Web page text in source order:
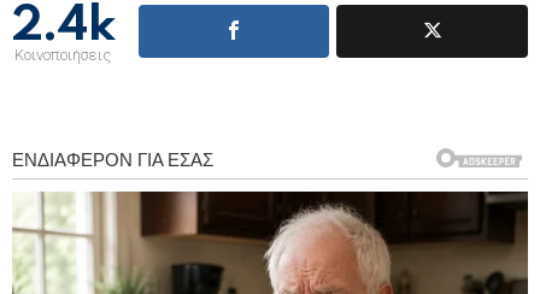
2.4k
Κοινοποιήσεις